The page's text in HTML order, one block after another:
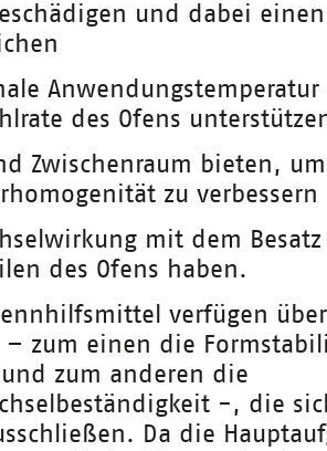
und dabei
des Ofens
Zwischenraum bieten,
zu verbessern
mit dem
des Ofens haben.
verfügen
– zum einen die
zum anderen die
-, die
Da die